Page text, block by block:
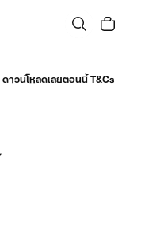
ดาวน์โหลดเลยตอนนี้T&Cs